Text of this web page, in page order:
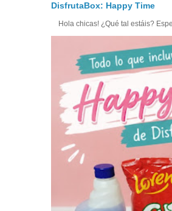
DisfrutaBox: Happy Time
Hola chicas! ¿Qué tal estáis?